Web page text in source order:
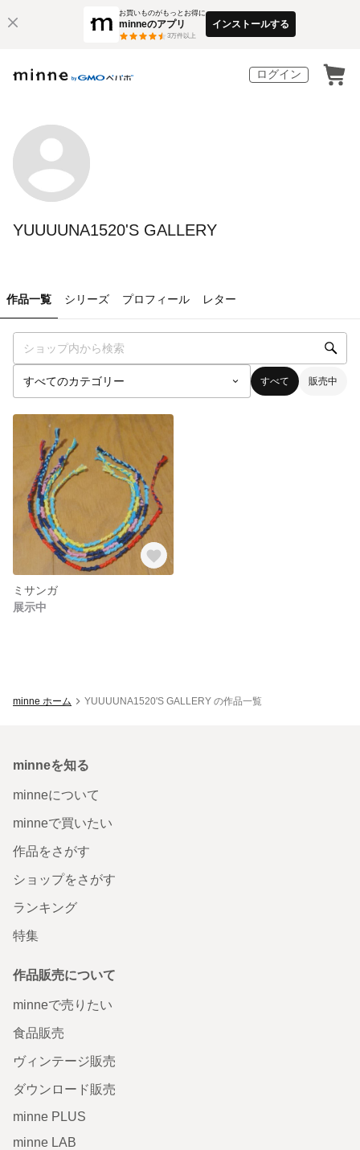
お買いものがもっとお得に
minneのアプリ
3万件以上
インストールする
ログイン
YUUUUNA1520'S GALLERY
作品一覧 シリーズ プロフィール レター
すべて 販売中
ミサンガ
展示中
minne ホーム YUUUUNA1520'S GALLERY の作品一覧
minneを知る
minneについて
minneで買いたい
作品をさがす
ショップをさがす
ランキング
特集
作品販売について
minneで売りたい
食品販売
ヴィンテージ販売
ダウンロード販売
minne PLUS
minne LAB